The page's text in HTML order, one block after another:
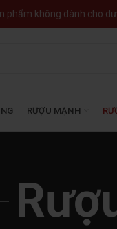
RƯỢU MẠNH
phẩm không dành cho